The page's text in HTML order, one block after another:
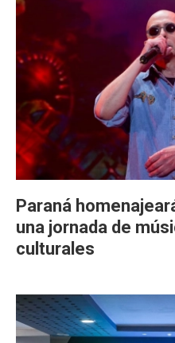
Paraná
una jornada de
culturales